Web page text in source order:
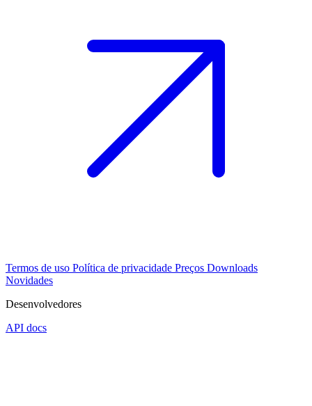
Termos de uso Política de privacidade Preços Downloads
Novidades
Desenvolvedores
API docs